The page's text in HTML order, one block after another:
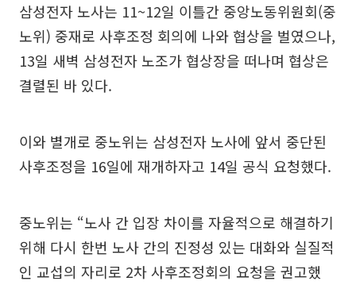
삼성전자 노사는 11~12일 이틀간 중앙노동위원회(중
노위) 중재로 사후조정 회의에 나와 협상을 벌였으나,
13일 새벽 삼성전자 노조가 협상장을 떠나며 협상은
결렬된 바 있다.
이와 별개로 중노위는 삼성전자 노사에 앞서 중단된
사후조정을 16일에 재개하자고 14일 공식 요청했다.
중노위는 “노사 간 입장 차이를 자율적으로 해결하기
위해 다시 한번 노사 간의 진정성 있는 대화와 실질적
인 교섭의 자리로 2차 사후조정회의 요청을 권고했